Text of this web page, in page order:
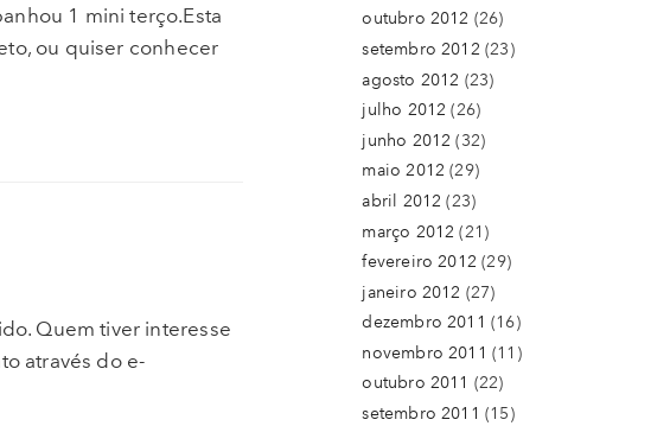
1 mini terço.Esta
ou quiser conhecer
Quem tiver interesse
através do e-
outubro 2012 (26)
setembro 2012 (23)
agosto 2012 (23)
julho 2012 (26)
junho 2012 (32)
maio 2012 (29)
abril 2012 (23)
março 2012 (21)
fevereiro 2012 (29)
janeiro 2012 (27)
dezembro 2011 (16)
novembro 2011 (11)
outubro 2011 (22)
setembro 2011 (15)